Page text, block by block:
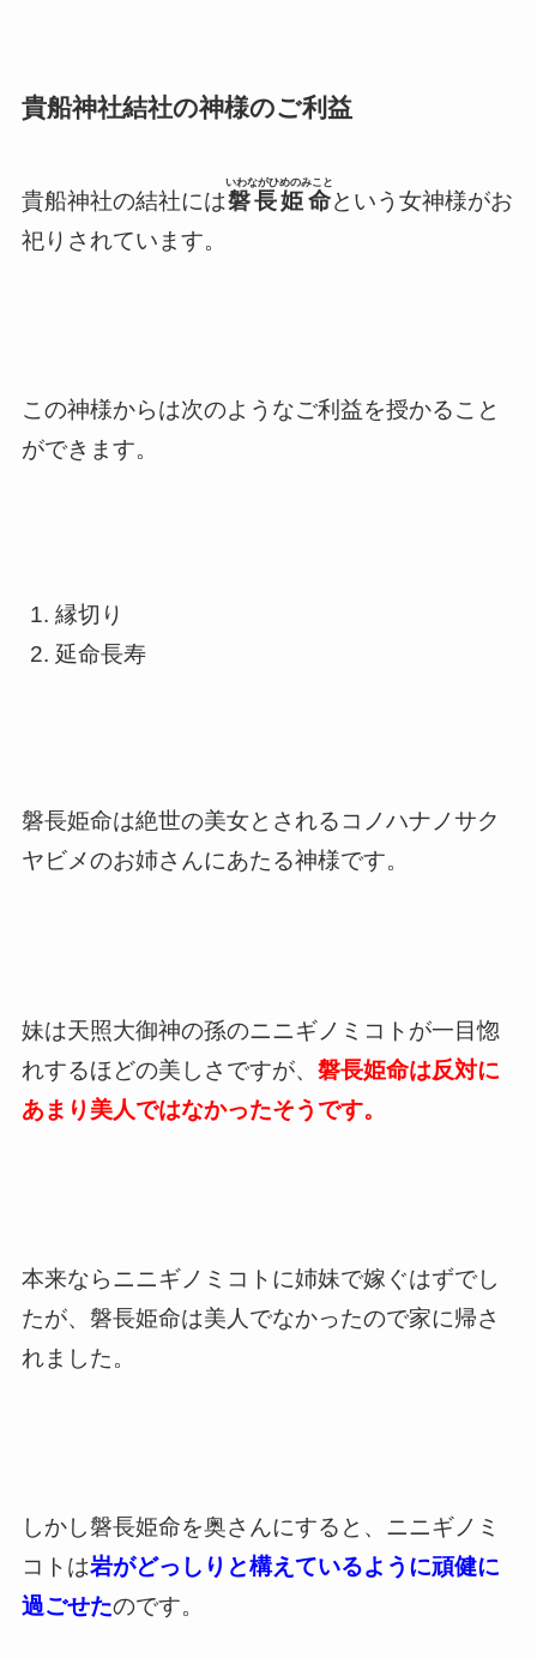
貴船神社結社の神様のご利益
貴船神社の結社には磐長姫命
いわながひめのみこと
という女神様がお
祀りされています。
この神様からは次のようなご利益を授かること
ができます。
縁切り
延命長寿
磐長姫命は絶世の美女とされるコノハナノサク
ヤビメのお姉さんにあたる神様です。
妹は天照大御神の孫のニニギノミコトが一目惚
れするほどの美しさですが、 磐長姫命は反対に
あまり美人ではなかったそうです。
本来ならニニギノミコトに姉妹で嫁ぐはずでし
たが、磐長姫命は美人でなかったので家に帰さ
れました。
しかし磐長姫命を奥さんにすると、ニニギノミ
コトは岩がどっしりと構えているように頑健に
過ごせたのです。